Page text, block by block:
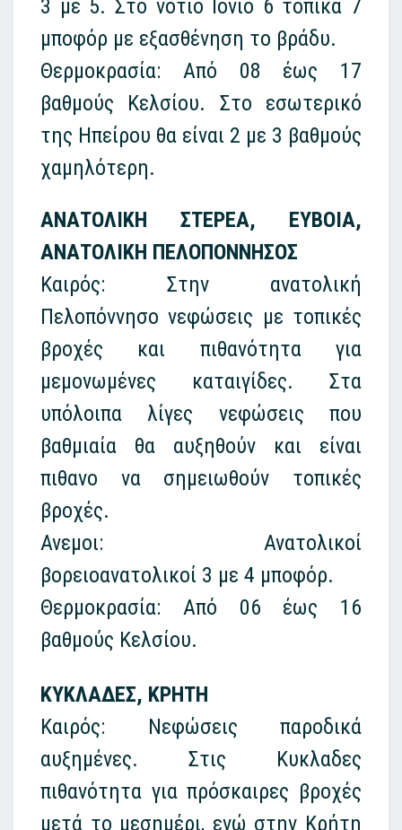
3 με 5. Στο νότιο Ιόνιο 6 τοπικά 7
μποφόρ με εξασθένηση το βράδυ.
Θερμοκρασία: Από 08 έως 17
βαθμούς Κελσίου. Στο εσωτερικό
της Ηπείρου θα είναι 2 με 3 βαθμούς
χαμηλότερη.
ΑΝΑΤΟΛΙΚΗ ΣΤΕΡΕΑ, ΕΥΒΟΙΑ,
ΑΝΑΤΟΛΙΚΗ ΠΕΛΟΠΟΝΝΗΣΟΣ
Καιρός: Στην ανατολική
Πελοπόννησο νεφώσεις με τοπικές
βροχές και πιθανότητα για
μεμονωμένες καταιγίδες. Στα
υπόλοιπα λίγες νεφώσεις που
βαθμιαία θα αυξηθούν και είναι
πιθανο να σημειωθούν τοπικές
βροχές.
Ανεμοι: Ανατολικοί
βορειοανατολικοί 3 με 4 μποφόρ.
Θερμοκρασία: Από 06 έως 16
βαθμούς Κελσίου.
ΚΥΚΛΑΔΕΣ, ΚΡΗΤΗ
Καιρός: Νεφώσεις παροδικά
αυξημένες. Στις Κυκλαδες
πιθανότητα για πρόσκαιρες βροχές
μετά το μεσημέρι, ενώ στην Κρήτη